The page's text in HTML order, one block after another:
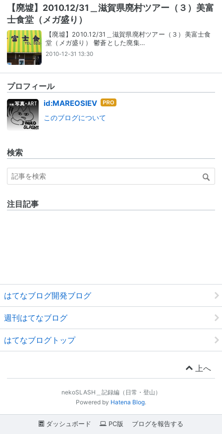
【廃墟】2010.12/31＿滋賀県廃村ツアー（３）美富
士食堂（メガ盛り）
【廃墟】2010.12/31＿滋賀県廃村ツアー（３）美富士食
堂（メガ盛り） 鬱蒼とした廃集…
2010-12-31 13:30
プロフィール
id:MAREOSIEV はて
ログ
このブログについて
検索
注目記事
はてなブログ開発ブログ
週刊はてなブログ
はてなブログトップ
上へ
nekoSLASH＿記録編（日常・登山）
Powered by Hatena Blog.
ダッシュボード PC版 ブログを報告する